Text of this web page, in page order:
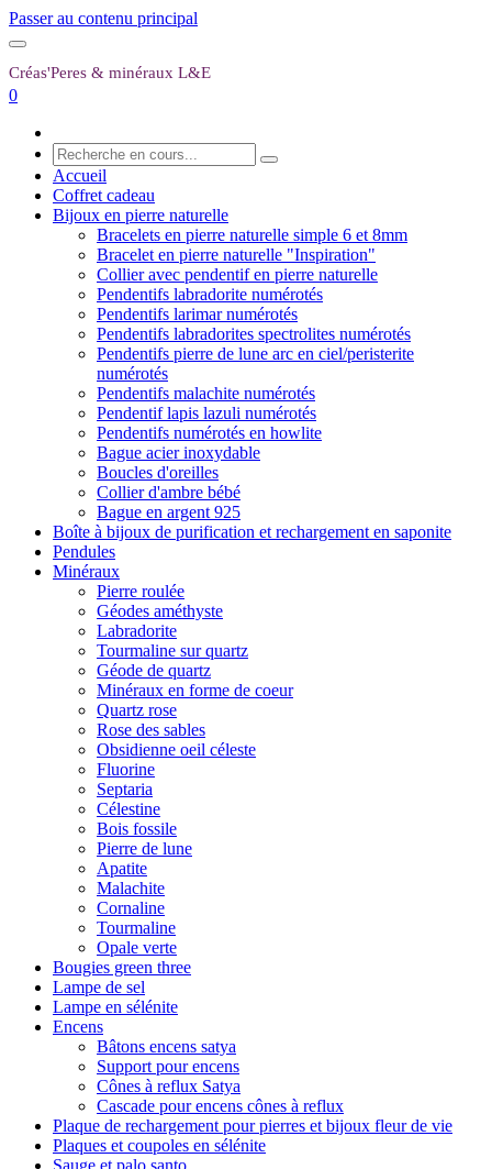
Passer au contenu principal
Créas'Peres & minéraux L&E
0
Accueil
Coffret cadeau
Bijoux en pierre naturelle
Bracelets en pierre naturelle simple 6 et 8mm
Bracelet en pierre naturelle "Inspiration"
Collier avec pendentif en pierre naturelle
Pendentifs labradorite numérotés
Pendentifs larimar numérotés
Pendentifs labradorites spectrolites numérotés
Pendentifs pierre de lune arc en ciel/peristerite
numérotés
Pendentifs malachite numérotés
Pendentif lapis lazuli numérotés
Pendentifs numérotés en howlite
Bague acier inoxydable
Boucles d'oreilles
Collier d'ambre bébé
Bague en argent 925
Boîte à bijoux de purification et rechargement en saponite
Pendules
Minéraux
Pierre roulée
Géodes améthyste
Labradorite
Tourmaline sur quartz
Géode de quartz
Minéraux en forme de coeur
Quartz rose
Rose des sables
Obsidienne oeil céleste
Fluorine
Septaria
Célestine
Bois fossile
Pierre de lune
Apatite
Malachite
Cornaline
Tourmaline
Opale verte
Bougies green three
Lampe de sel
Lampe en sélénite
Encens
Bâtons encens satya
Support pour encens
Cônes à reflux Satya
Cascade pour encens cônes à reflux
Plaque de rechargement pour pierres et bijoux fleur de vie
Plaques et coupoles en sélénite
Sauge et palo santo